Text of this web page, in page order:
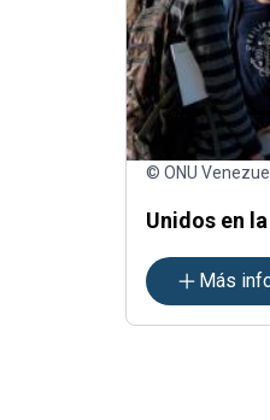
© ONU
Unidos en
Más